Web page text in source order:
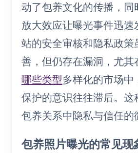
动了包养文化的传播，同
放大效应让曝光事件迅速
站的安全审核和隐私政策
善，但仍存在漏洞，尤其
哪些类型多样化的市场
保护的意识往往滞后。这
包养关系中隐私与信任的
包养照片曝光的常见现